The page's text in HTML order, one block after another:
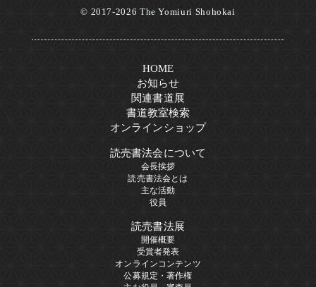
© 2017-2026 The Yomiuri Shohokai
HOME
お知らせ
関連書道展
書道教室検索
オンラインショップ
読売書法会について
会長挨拶
読売書法会とは
主な活動
役員
読売書法展
開催概要
受賞者発表
オンラインコンテンツ
公募規定・著作権